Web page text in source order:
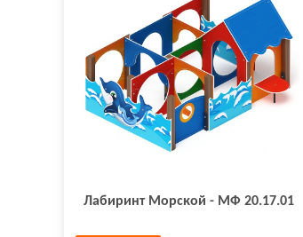
Лабиринт Морской - МФ 20.17.01